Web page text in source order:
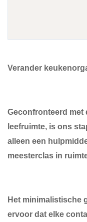
Verander
Geconfronteerd met
leefruimte, is ons
alleen een
meesterclas in
Het minimalistische
ervoor dat elke